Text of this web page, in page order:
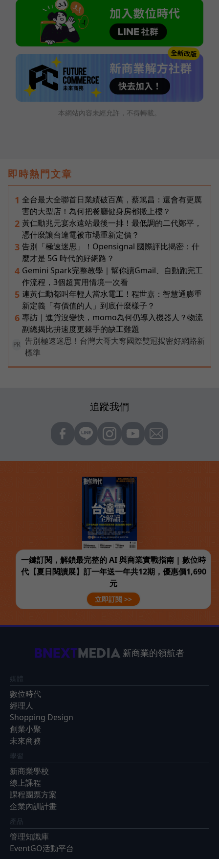
本網站內容未經允許，不得轉載。
即時熱門文章
1 全台最大全聯首日業績破百萬，蔡篤昌：還會有更厲
害的大型店！為何把餐廳健身房都搬上樓？
2 黃仁勳兆元宴永遠站最後一排！最低調的二代鄭平，
憑什麼讓台達電被市場重新定價？
3 告別「極速迷思」！Opensignal 國際評比揭密：什
麼才是 5G 時代的好網路？
4 Gemini Spark完整教學｜幫你讀Gmail、自動跑完工
作流程，3個超實用情境一次看
5 連黃仁勳都叫年輕人當水電工！程世嘉：智慧通膨重
新定義「有價值的人」到底什麼樣子？
6 專訪｜進貨沒變快，momo為何仍導入機器人？物流
副總揭比拚速度更棘手的缺工難題
PR
告別極速迷思！台灣大哥大奪國際雙冠揭密好網路新
標準
追蹤我們
一鍵訂閱，解鎖最完整的 AI 與商業實戰指南 | 數位時
代【夏日閱讀展】訂一年送一年共12期，優惠價1,690
元
立即訂閱 >>
新商業的領航者
媒體
數位時代
經理人
Shopping Design
創業小聚
未來商務
學習
新商業學校
線上課程
課程團票方案
企業內訓計畫
產品
管理知識庫
EventGO活動平台